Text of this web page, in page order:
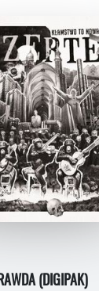
(DIGIPAK)